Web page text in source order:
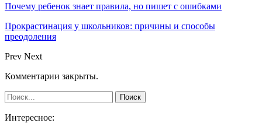
Почему ребенок знает правила, но пишет с ошибками
Прокрастинация у школьников: причины и способы
преодоления
Prev Next
Комментарии закрыты.
Интересное: